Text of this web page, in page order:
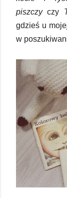
piszczyczy
gdzieś u
w